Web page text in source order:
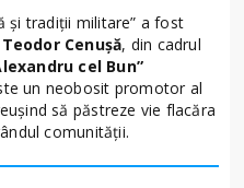
și tradiții militare” a fost
Cenușă, din cadrul
cel Bun”
un neobosit promotor al
să păstreze vie flacăra
comunității.